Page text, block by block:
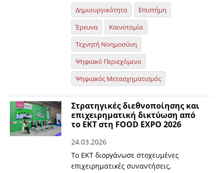
Δημιουργικότητα
Επιστήμη
Έρευνα
Καινοτομία
Τεχνητή Νοημοσύνη
Ψηφιακό Περιεχόμενο
Ψηφιακός Μετασχηματισμός
Στρατηγικές διεθνοποίησης και
επιχειρηματική δικτύωση από
το ΕΚΤ στη FOOD EXPO 2026
24.03.2026
Το ΕΚΤ διοργάνωσε στοχευμένες
επιχειρηματικές συναντήσεις,